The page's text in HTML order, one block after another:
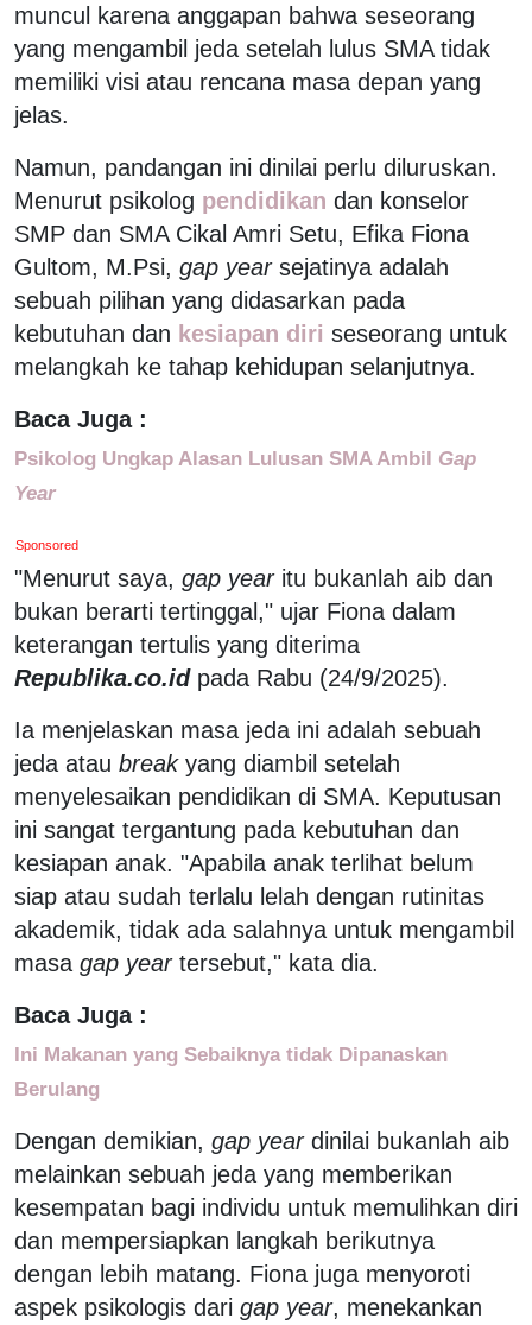
muncul karena anggapan bahwa seseorang
yang mengambil jeda setelah lulus SMA tidak
memiliki visi atau rencana masa depan yang
jelas.
Namun, pandangan ini dinilai perlu diluruskan.
Menurut psikolog pendidikan dan konselor
SMP dan SMA Cikal Amri Setu, Efika Fiona
Gultom, M.Psi, gap yearsejatinya adalah
sebuah pilihan yang didasarkan pada
kebutuhan dan kesiapan diri seseorang untuk
melangkah ke tahap kehidupan selanjutnya.
Baca Juga :
Psikolog Ungkap Alasan Lulusan SMA Ambil Gap
Year
Sponsored
"Menurut saya, gap yearitu bukanlah aib dan
bukan berarti tertinggal," ujar Fiona dalam
keterangan tertulis yang diterima
Republika.co.idpada Rabu (24/9/2025).
Ia menjelaskan masa jeda ini adalah sebuah
jeda atau breakyang diambil setelah
menyelesaikan pendidikan di SMA. Keputusan
ini sangat tergantung pada kebutuhan dan
kesiapan anak. "Apabila anak terlihat belum
siap atau sudah terlalu lelah dengan rutinitas
akademik, tidak ada salahnya untuk mengambil
masa gap yeartersebut," kata dia.
Baca Juga :
Ini Makanan yang Sebaiknya tidak Dipanaskan
Berulang
Dengan demikian, gap yeardinilai bukanlah aib
melainkan sebuah jeda yang memberikan
kesempatan bagi individu untuk memulihkan diri
dan mempersiapkan langkah berikutnya
dengan lebih matang. Fiona juga menyoroti
aspek psikologis dari gap year, menekankan